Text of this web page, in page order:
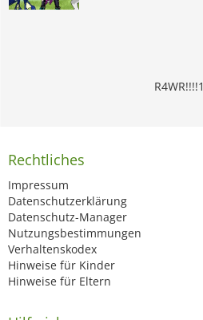
R4WR!!!!1
Rechtliches
Impressum
Datenschutzerklärung
Datenschutz-Manager
Nutzungsbestimmungen
Verhaltenskodex
Hinweise für Kinder
Hinweise für Eltern